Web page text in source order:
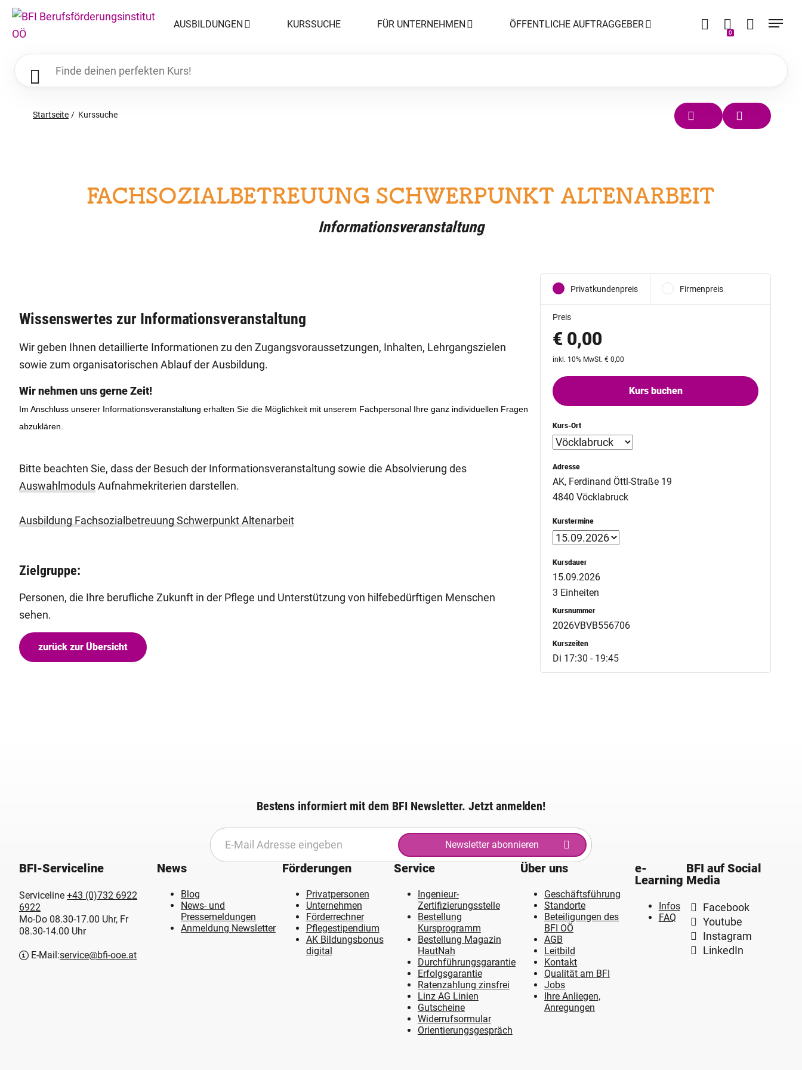
AUSBILDUNGEN KURSSUCHE FÜR UNTERNEHMEN ÖFFENTLICHE AUFTRAGGEBER
0
Startseite Kurssuche
FACHSOZIALBETREUUNG SCHWERPUNKT ALTENARBEIT
Informationsveranstaltung
Wissenswertes zur Informationsveranstaltung
Wir geben Ihnen detaillierte Informationen zu den Zugangsvoraussetzungen, Inhalten, Lehrgangszielen
sowie zum organisatorischen Ablauf der Ausbildung.
Wir nehmen uns gerne Zeit!
Im Anschluss unserer Informationsveranstaltung erhalten Sie die Möglichkeit mit unserem Fachpersonal Ihre ganz individuellen Fragen
abzuklären.
Bitte beachten Sie, dass der Besuch der Informationsveranstaltung sowie die Absolvierung des
AuswahlmodulsAufnahmekriterien darstellen.
Ausbildung Fachsozialbetreuung Schwerpunkt Altenarbeit
Zielgruppe:
Personen, die Ihre berufliche Zukunft in der Pflege und Unterstützung von hilfebedürftigen Menschen
sehen.
Kurs-Ort
Adresse
AK, Ferdinand Öttl-Straße 19
4840 Vöcklabruck
Kurstermine
Kursdauer
15.09.2026
3 Einheiten
Kursnummer
2026VBVB556706
Kurszeiten
Di 17:30 - 19:45
Privatkundenpreis Firmenpreis
Preis
€ 0,00
inkl. 10% MwSt. € 0,00
Kurs buchen
zurück zur Übersicht
Bestens informiert mit dem BFI Newsletter. Jetzt anmelden!
Newsletter abonnieren
BFI-Serviceline
Serviceline +43 (0)732 6922
6922
Mo-Do 08.30-17.00 Uhr, Fr
08.30-14.00 Uhr
E-Mail:service@bfi-ooe.at
News
Blog
News- und
Pressemeldungen
Anmeldung Newsletter
Förderungen
Privatpersonen
Unternehmen
Förderrechner
Pflegestipendium
AK Bildungsbonus
digital
Service
Ingenieur-
Zertifizierungsstelle
Bestellung
Kursprogramm
Bestellung Magazin
HautNah
Durchführungsgarantie
Erfolgsgarantie
Ratenzahlung zinsfrei
Linz AG Linien
Gutscheine
Widerrufsormular
Orientierungsgespräch
Über uns
Geschäftsführung
Standorte
Beteiligungen des
BFI OÖ
AGB
Leitbild
Kontakt
Qualität am BFI
Jobs
Ihre Anliegen,
Anregungen
e-
Learning
Infos
FAQ
BFI auf Social
Media
Facebook
Youtube
Instagram
LinkedIn